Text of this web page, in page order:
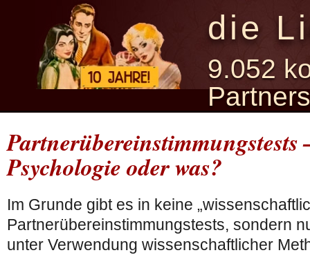
die
9.052
Partnerübereinstimmungstests
Psychologie oder was?
Im Grunde gibt es in keine
Partnerübereinstimmungstests, sondern
unter Verwendung wissenschaftlicher